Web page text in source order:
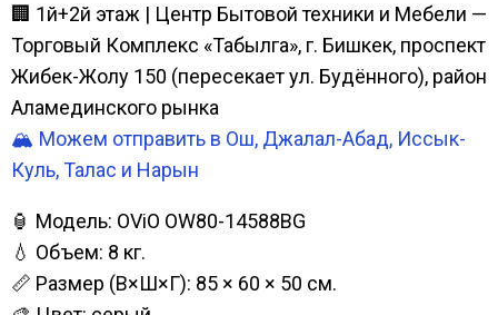
🏢 1й+2й этаж | Центр Бытовой техники и Мебели —
Торговый Комплекс «Табылга», г. Бишкек, проспект
Жибек-Жолу 150 (пересекает ул. Будённого), район
Аламединского рынка
🏔️ Можем отправить в Ош, Джалал-Абад, Иссык-
Куль, Талас и Нарын
🏮 Модель: OViO OW80-14588BG
💧 Объем: 8 кг.
📏 Размер (В×Ш×Г): 85 × 60 × 50 см.